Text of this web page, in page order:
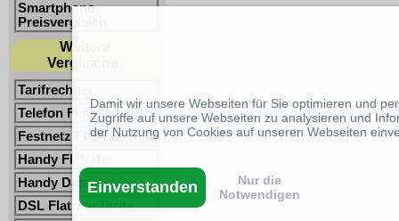
Smartphone
Preisvergleich
Weitere
Vergleiche:
Tarifrechner
Telefon Flatrate
Festnetz Flatrate
Handy Flatrate
Handy Datentarife
DSL Flatrate Tarife
Damit wir unsere Webseiten für Sie optimieren und
Zugriffe auf unsere Webseiten zu analysieren und
der Nutzung von Cookies auf unseren Webseiten
Einverstanden
Nur die
Notwendigen